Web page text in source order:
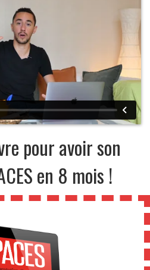
pour avoir son
en 8 mois !